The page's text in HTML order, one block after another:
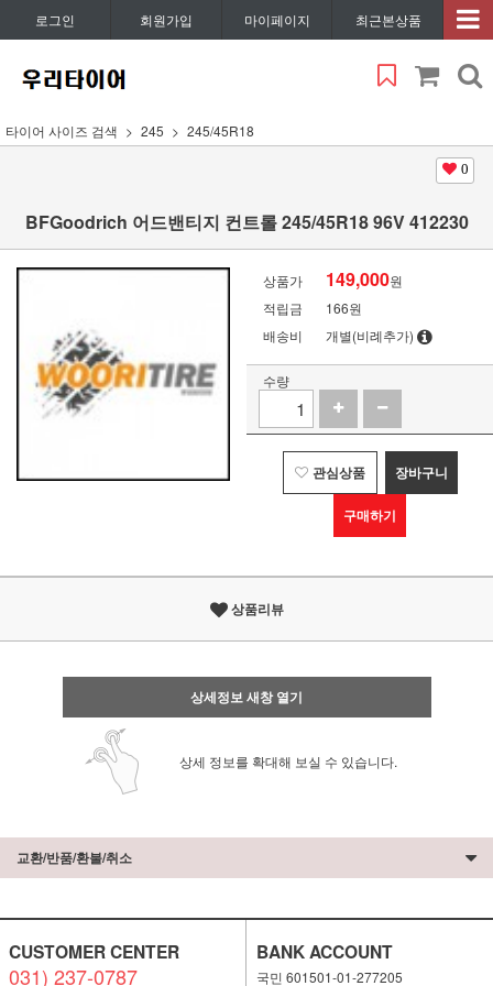
로그인 회원가입 마이페이지 최근본상품
타이어 사이즈 검색 245 245/45R18
0
BFGoodrich 어드밴티지 컨트롤 245/45R18 96V 412230
상품가 149,000원
적립금
166원
배송비
개별(비례추가)
수량
관심상품 장바구니
구매하기
상품리뷰
상세정보 새창 열기
상세 정보를 확대해 보실 수 있습니다.
교환/반품/환불/취소
CUSTOMER CENTER
031) 237-0787
BANK ACCOUNT
국민 601501-01-277205